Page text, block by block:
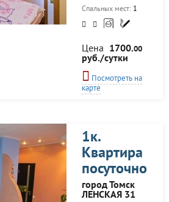
без посредников
Спальных мест: 1
Цена 1700.00
руб./сутки
Посмотреть на
карте
1к.
Квартира
посуточно
город Томск
ЛЕНСКАЯ 31